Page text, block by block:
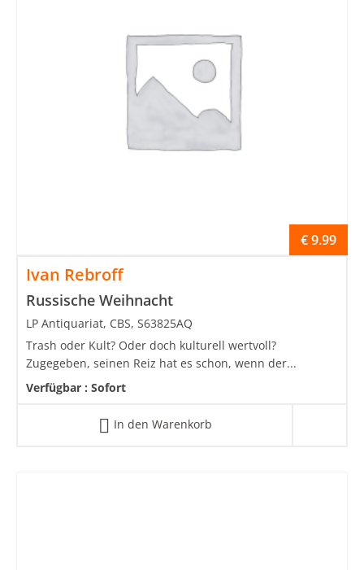
Ivan Rebroff
Russische Weihnacht
€9.99
LP Antiquariat, CBS, S63825AQ
Trash oder Kult? Oder doch kulturell wertvoll?
Zugegeben, seinen Reiz hat es schon, wenn der...
Verfügbar : Sofort
In den Warenkorb